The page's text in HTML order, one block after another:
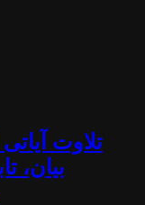
بیان،